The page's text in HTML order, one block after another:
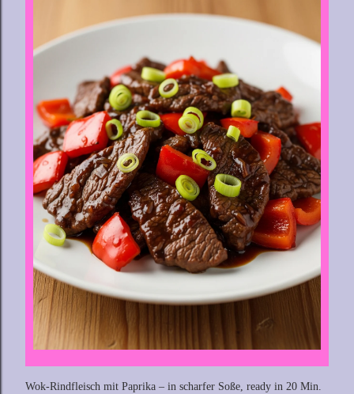
Wok-Rindfleisch mit Paprika – in scharfer Soße, ready in 20 Min.